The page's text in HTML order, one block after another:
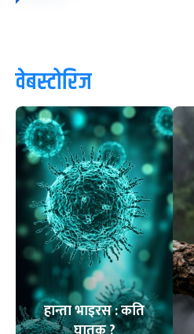
वेबस्टोरिज
हान्ता भाइरस : कति